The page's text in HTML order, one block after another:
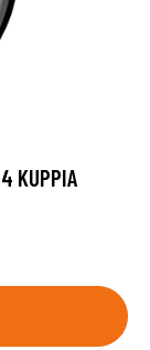
KUPPIA